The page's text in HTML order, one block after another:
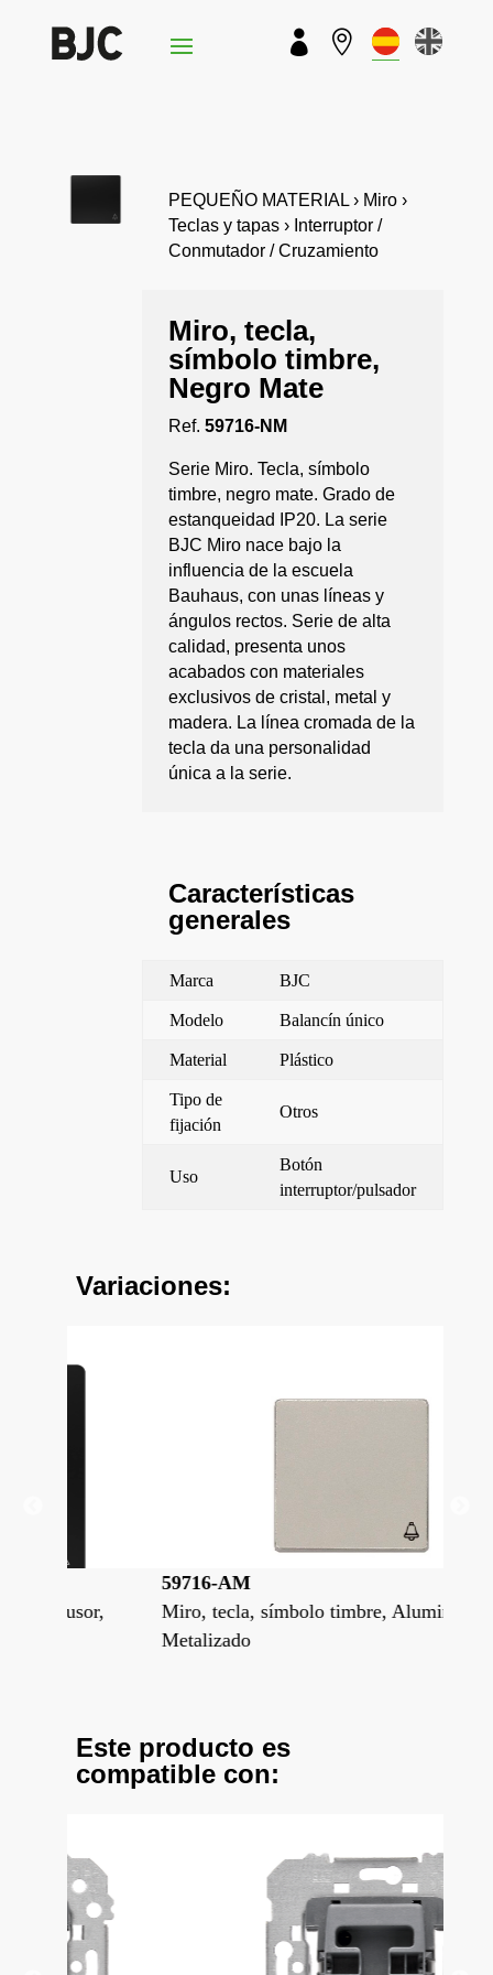
 
PEQUEÑO MATERIAL › Miro ›
Teclas y tapas › Interruptor /
Conmutador / Cruzamiento
Miro, tecla,
símbolo timbre,
Negro Mate
Ref.59716-NM
Serie Miro. Tecla, símbolo
timbre, negro mate. Grado de
estanqueidad IP20. La serie
BJC Miro nace bajo la
influencia de la escuela
Bauhaus, con unas líneas y
ángulos rectos. Serie de alta
calidad, presenta unos
acabados con materiales
exclusivos de cristal, metal y
madera. La línea cromada de la
tecla da una personalidad
única a la serie.
Características
generales
Marca BJC
Modelo Balancín único
Material Plástico
Tipo de
fijación
Otros
Uso
Botón
interruptor/pulsador
Variaciones:
59716-AM
Miro, tecla, símbolo timbre, Aluminio
Metalizado
Este producto es
compatible con: